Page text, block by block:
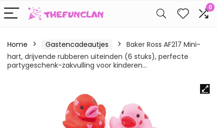
0
Home Gastencadeautjes
Baker Ross AF217 Mini-
hart, drijvende rubberen uiteinden (6 stuks), perfecte
partygeschenk-zakvulling voor kinderen…